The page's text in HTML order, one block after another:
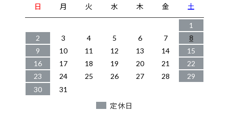
日
月 火 水 木 金
土
1
2
3 4 5 6 7
8
9
10 11 12 13 14
15
16
17 18 19 20 21
22
23
24 25 26 27 28
29
30
31
定休日